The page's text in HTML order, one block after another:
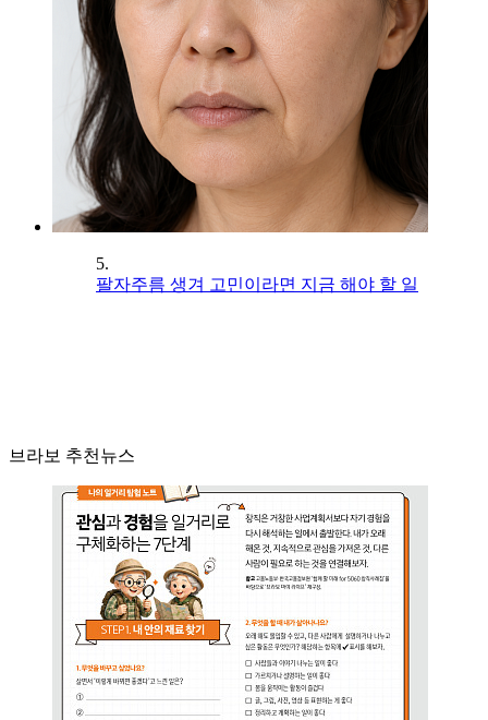
5.
팔자주름 생겨 고민이라면 지금 해야 할 일
브라보 추천뉴스